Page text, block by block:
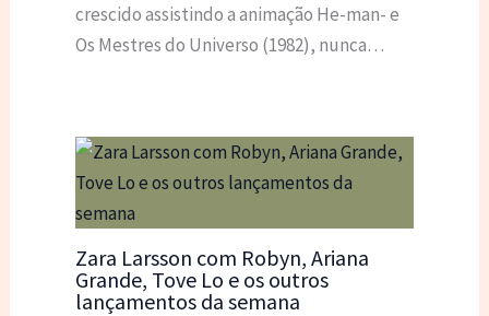
crescido assistindo a animação He-man- e
Os Mestres do Universo (1982), nunca…
Zara Larsson com Robyn, Ariana
Grande, Tove Lo e os outros
lançamentos da semana